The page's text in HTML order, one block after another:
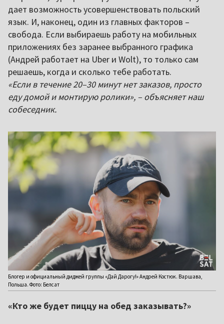
дает возможность усовершенствовать польский
язык. И, наконец, один из главных факторов –
свобода. Если выбираешь работу на мобильных
приложениях без заранее выбранного графика
(Андрей работает на Uber и Wolt), то только сам
решаешь, когда и сколько тебе работать.
«Если в течение 20–30 минут нет заказов, просто
еду домой и монтирую ролики», – объясняет наш
собеседник.
Блогер и официальный диджей группы «Дай Дарогу!» Андрей Костюк. Варшава,
Польша. Фото: Белсат
«Кто же будет пиццу на обед заказывать?»